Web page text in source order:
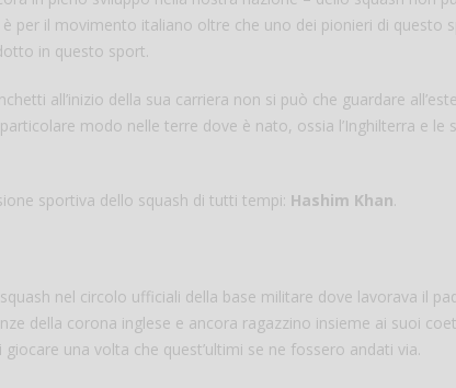
è per il movimento italiano oltre che uno dei pionieri di questo
in questo sport.
all’inizio della sua carriera non si può che guardare
modo nelle terre dove è nato, ossia l’Inghilterra e le
sportiva dello squash di tutti tempi: Hashim Khan.
nel circolo ufficiali della base militare dove lavorava il
della corona inglese e ancora ragazzino insieme ai suoi
una volta che quest’ultimi se ne fossero andati via.
come fare per
il campo per
un mio amico?